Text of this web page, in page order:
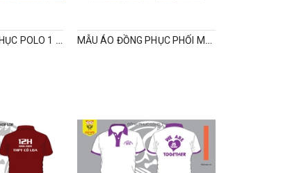
MẪU ÁO ĐỒNG PHỤC POLO 1 MÀU. MẪU ÁO ĐỒNG PHỤC PHỐI MÀU ĐEN ĐỎ